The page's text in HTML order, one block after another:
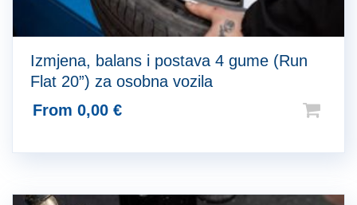
Izmjena, balans i postava 4 gume (Run
Flat 20”) za osobna vozila
From 0,00 €